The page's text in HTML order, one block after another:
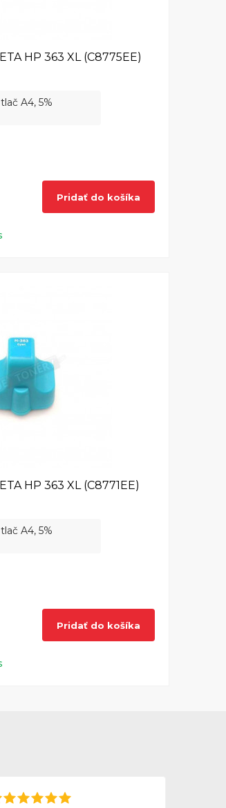
HP 363 XL (C8775EE)
A4, 5%
Pridať do košíka
HP 363 XL (C8771EE)
A4, 5%
Pridať do košíka